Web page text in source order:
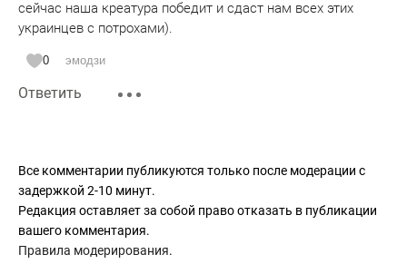
сейчас наша креатура победит и сдаст нам всех этих
украинцев с потрохами).
0 эмодзи
Ответить
Все комментарии публикуются только после модерации с
задержкой 2-10 минут.
Редакция оставляет за собой право отказать в публикации
вашего комментария.
Правила модерирования.